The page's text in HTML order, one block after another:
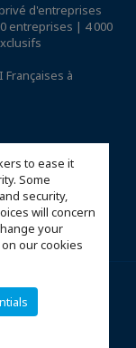
to ease it
Some
security,
will concern
your
our cookies
d'entreprises
entreprises | 4 000
à